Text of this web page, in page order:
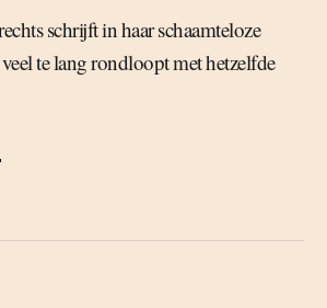
schrijft in haar schaamteloze
te lang rondloopt met hetzelfde